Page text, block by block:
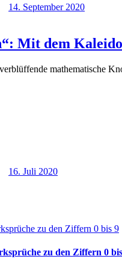
14. September 2020
Mit dem
mathematische
16. Juli 2020
zu den Ziffern 0